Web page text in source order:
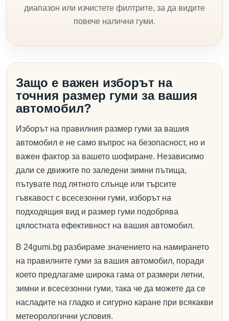
диапазон или изчистете филтрите, за да видите
повече налични гуми.
Защо е важен изборът на
точния размер гуми за вашия
автомобил?
Изборът на правилния размер гуми за вашия
автомобил е не само въпрос на безопасност, но и
важен фактор за вашето шофиране. Независимо
дали се движите по заледени зимни пътища,
пътувате под лятното слънце или търсите
гъвкавост с всесезонни гуми, изборът на
подходящия вид и размер гуми подобрява
цялостната ефективност на вашия автомобил.
В 24gumi.bg разбираме значението на намирането
на правилните гуми за вашия автомобил, поради
което предлагаме широка гама от размери летни,
зимни и всесезонни гуми, така че да можете да се
насладите на гладко и сигурно каране при всякакви
метеорологични условия.